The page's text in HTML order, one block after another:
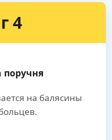
4
поручня
на балясины